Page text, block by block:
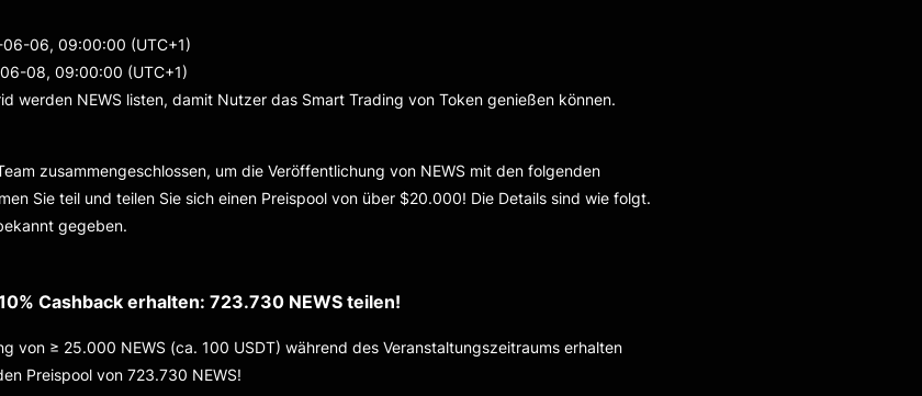
06-06, 09:00:00 (UTC+1)
08, 09:00:00 (UTC+1)
werden NEWS listen, damit Nutzer das Smart Trading von Token genießen können.
zusammengeschlossen, um die Veröffentlichung von NEWS mit den folgenden
Sie teil und teilen Sie sich einen Preispool von über $20.000! Die Details sind wie folgt.
gegeben.
Cashback erhalten: 723.730 NEWS teilen!
von ≥ 25.000 NEWS (ca. 100 USDT) während des Veranstaltungszeitraums erhalten
Preispool von 723.730 NEWS!